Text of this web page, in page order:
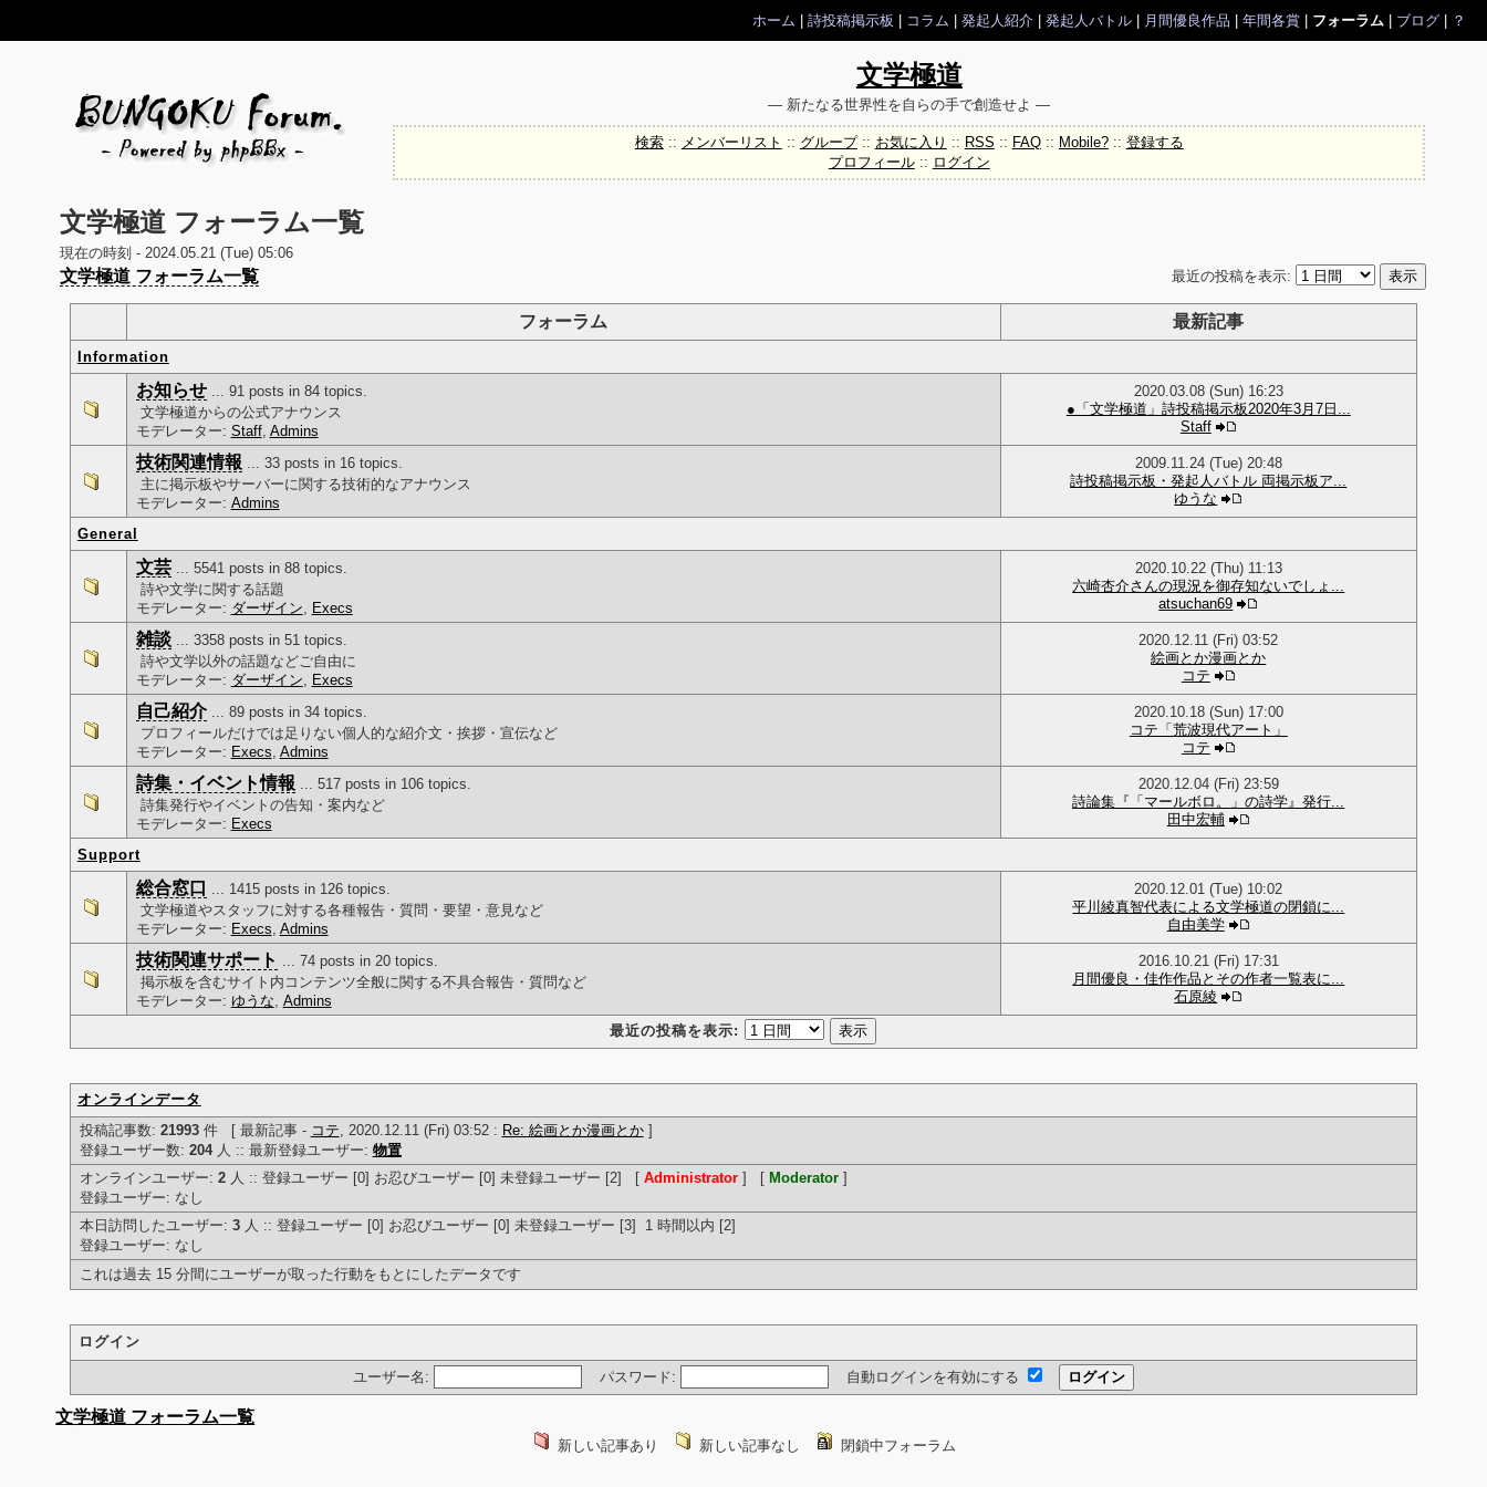
ホーム 詩投稿掲示板 コラム 発起人紹介| 発起人バトル| 月間優良作品 年間各賞| フォーラム| ブログ| ？
文学極道
― 新たなる世界性を自らの手で創造せよ ―
検索:: メンバーリスト :: グループ:: お気に入り :: RSS :: FAQ:: Mobile?:: 登録する
プロフィール:: ログイン
文学極道 フォーラム一覧
現在の時刻 - 2024.05.21 (Tue) 05:06
文学極道 フォーラム一覧 最近の投稿を表示:
フォーラム 最新記事
Information
お知らせ ... 91 posts in 84 topics.
文学極道からの公式アナウンス
モデレーター: Staff, Admins
2020.03.08 (Sun) 16:23
●「文学極道」詩投稿掲示板2020年3月7日...
Staff
技術関連情報 ... 33 posts in 16 topics.
主に掲示板やサーバーに関する技術的なアナウンス
モデレーター: Admins
2009.11.24 (Tue) 20:48
詩投稿掲示板・発起人バトル 両掲示板ア...
ゆうな
General
文芸 ... 5541 posts in 88 topics.
詩や文学に関する話題
モデレーター: ダーザイン, Execs
2020.10.22 (Thu) 11:13
六崎杏介さんの現況を御存知ないでしょ...
atsuchan69
雑談 ... 3358 posts in 51 topics.
詩や文学以外の話題などご自由に
モデレーター: ダーザイン, Execs
2020.12.11 (Fri) 03:52
絵画とか漫画とか
コテ
自己紹介 ... 89 posts in 34 topics.
プロフィールだけでは足りない個人的な紹介文・挨拶・宣伝など
モデレーター: Execs, Admins
2020.10.18 (Sun) 17:00
コテ「荒波現代アート」
コテ
詩集・イベント情報 ... 517 posts in 106 topics.
詩集発行やイベントの告知・案内など
モデレーター: Execs
2020.12.04 (Fri) 23:59
詩論集『「マールボロ。」の詩学』発行...
田中宏輔
Support
総合窓口 ... 1415 posts in 126 topics.
文学極道やスタッフに対する各種報告・質問・要望・意見など
モデレーター: Execs, Admins
2020.12.01 (Tue) 10:02
平川綾真智代表による文学極道の閉鎖に...
自由美学
技術関連サポート ... 74 posts in 20 topics.
掲示板を含むサイト内コンテンツ全般に関する不具合報告・質問など
モデレーター: ゆうな, Admins
2016.10.21 (Fri) 17:31
月間優良・佳作作品とその作者一覧表に...
石原綾
最近の投稿を表示:
オンラインデータ
投稿記事数: 21993件 [ 最新記事 - コテ, 2020.12.11 (Fri) 03:52 : Re: 絵画とか漫画とか]
登録ユーザー数: 204人 :: 最新登録ユーザー: 物置
オンラインユーザー: 2人 :: 登録ユーザー [0] お忍びユーザー [0] 未登録ユーザー [2] [ Administrator] [ Moderator]
登録ユーザー: なし
本日訪問したユーザー: 3人 :: 登録ユーザー [0] お忍びユーザー [0] 未登録ユーザー [3] 1 時間以内 [2]
登録ユーザー: なし
これは過去 15 分間にユーザーが取った行動をもとにしたデータです
ログイン
ユーザー名: パスワード: 自動ログインを有効にする
文学極道 フォーラム一覧
新しい記事あり 新しい記事なし 閉鎖中フォーラム